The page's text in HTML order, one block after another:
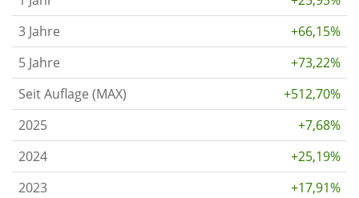
3 Jahre
+66,15%
5 Jahre
+73,22%
Seit Auflage (MAX)
+512,70%
2025
+7,68%
2024
+25,19%
2023
+17,91%